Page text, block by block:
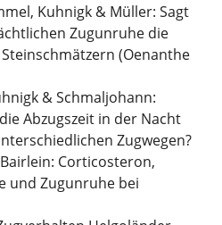
Kuhnigk & Müller: Sagt
Zugunruhe die
(Oenanthe
& Schmaljohann:
Abzugszeit in der Nacht
Zugwegen?
Corticosteron,
und Zugunruhe bei